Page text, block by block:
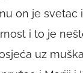
on je svetac
i to je
uz